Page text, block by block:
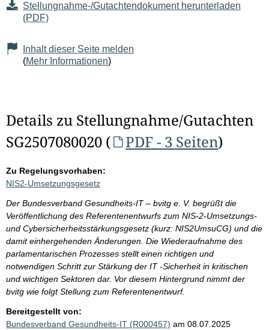
Stellungnahme-/Gutachtendokument herunterladen
(PDF)
Inhalt dieser Seite melden
(Mehr Informationen)
Details zu Stellungnahme/Gutachten
SG2507080020 (
PDF - 3 Seiten)
Zu Regelungsvorhaben:
NIS2-Umsetzungsgesetz
Der Bundesverband Gesundheits-IT – bvitg e. V. begrüßt die
Veröffentlichung des Referentenentwurfs zum NIS-2-Umsetzungs-
und Cybersicherheitsstärkungsgesetz (kurz: NIS2UmsuCG) und die
damit einhergehenden Änderungen. Die Wiederaufnahme des
parlamentarischen Prozesses stellt einen richtigen und
notwendigen Schritt zur Stärkung der IT -Sicherheit in kritischen
und wichtigen Sektoren dar. Vor diesem Hintergrund nimmt der
bvitg wie folgt Stellung zum Referentenentwurf.
Bereitgestellt von:
Bundesverband Gesundheits-IT (R000457) am 08.07.2025